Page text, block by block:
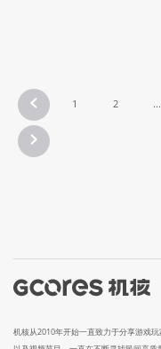
1 2 ...
机核从2010年开始一直致力于分享游戏